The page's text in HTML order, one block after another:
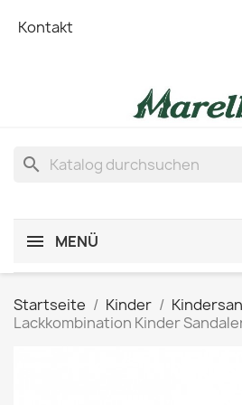
Kontakt
search
MENÜ
Startseite Kinder
Lackkombination Kinder